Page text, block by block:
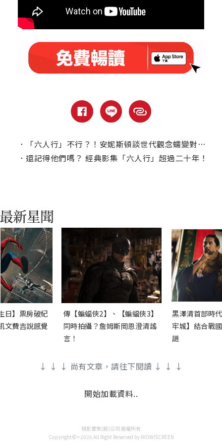
．
「六人行」不行？！安妮斯頓談世代觀念蠕變對喜劇影響
． 還記得他們嗎？ 經典影集「六人行」超過二十年！
日】票房破紀
文費吉說感覺
傳【蝙蝠俠2】、【蝙蝠俠3】
同時拍攝？詹姆斯岡恩澄清謠
言！
黑澤清首部時
牢城】結合戰
謎
↓ ↓ ↓ 尚有文章，請往下閱讀 ↓ ↓ ↓
開始加載資料..
視影實業(股)公司 版權所有
Copyright©>2026 All Right Reserved by WOW!SCREEN